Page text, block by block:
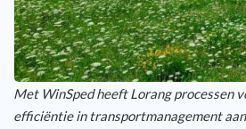
Met WinSped heeft Lorang processen
efficiëntie in transportmanagement